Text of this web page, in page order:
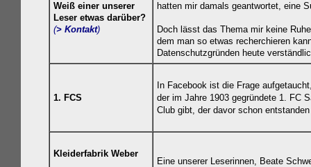
Weiß einer unserer
Leser etwas darüber?
(> Kontakt)
hatten mir damals geantwortet, eine
Doch lässt das Thema mir keine
dem man so etwas recherchieren
Datenschutzgründen heute
1. FCS
In Facebook ist die Frage
der im Jahre 1903 gegründete 1. FC
Club gibt, der davor schon
Kleiderfabrik Weber
Eine unserer Leserinnen, Beate